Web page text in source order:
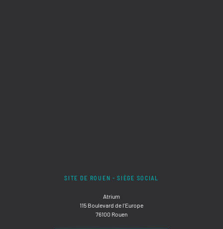
SITE DE ROUEN - SIÈGE SOCIAL
Atrium
115 Boulevard de l'Europe
76100 Rouen